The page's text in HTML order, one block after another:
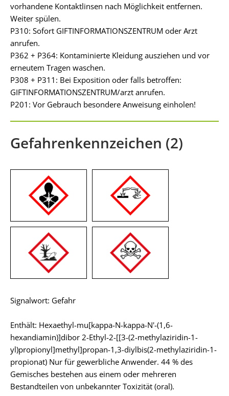
vorhandene Kontaktlinsen nach Möglichkeit entfernen.
Weiter spülen.
P310: Sofort GIFTINFORMATIONSZENTRUM oder Arzt
anrufen.
P362 + P364: Kontaminierte Kleidung ausziehen und vor
erneutem Tragen waschen.
P308 + P311: Bei Exposition oder falls betroffen:
GIFTINFORMATIONSZENTRUM/arzt anrufen.
P201: Vor Gebrauch besondere Anweisung einholen!
Gefahrenkennzeichen (2)
Signalwort: Gefahr
Enthält: Hexaethyl-mu[kappa-N-kappa-N'-(1,6-
hexandiamin)]dibor 2-Ethyl-2-[[3-(2-methylaziridin-1-
yl)propionyl]methyl]propan-1,3-diylbis(2-methylaziridin-1-
propionat) Nur für gewerbliche Anwender. 44 % des
Gemisches bestehen aus einem oder mehreren
Bestandteilen von unbekannter Toxizität (oral).